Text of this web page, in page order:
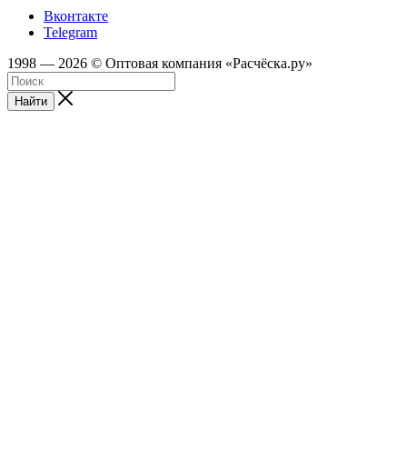
Вконтакте
Telegram
1998 — 2026 © Оптовая компания «Расчёска.ру»
Найти